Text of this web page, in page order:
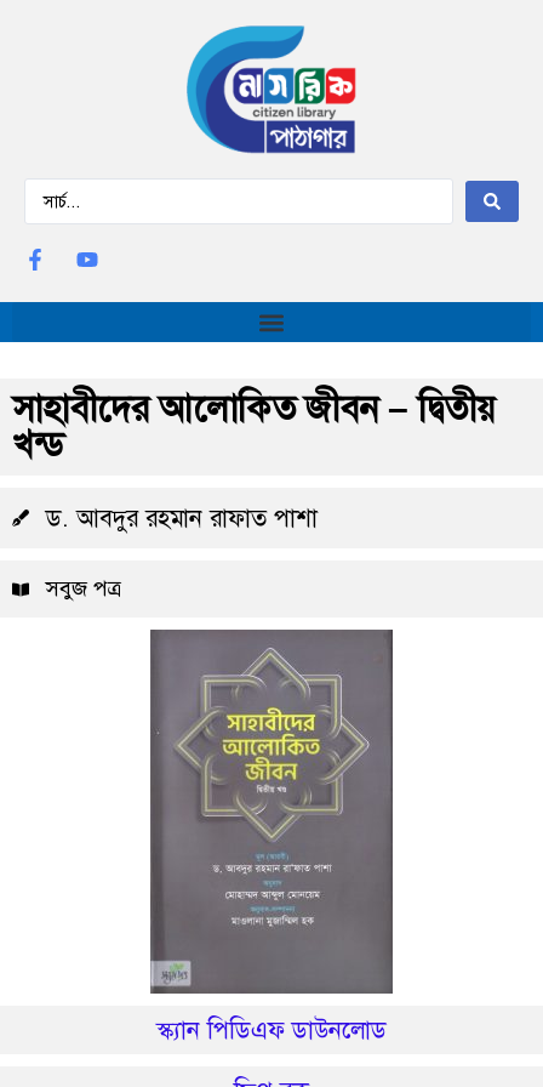
সাহাবীদের আলোকিত জীবন – দ্বিতীয়
খন্ড
ড. আবদুর রহমান রাফাত পাশা
সবুজ পত্র
স্ক্যান পিডিএফ ডাউনলোড